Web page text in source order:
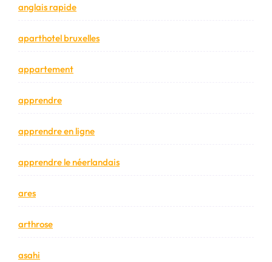
anglais rapide
aparthotel bruxelles
appartement
apprendre
apprendre en ligne
apprendre le néerlandais
ares
arthrose
asahi